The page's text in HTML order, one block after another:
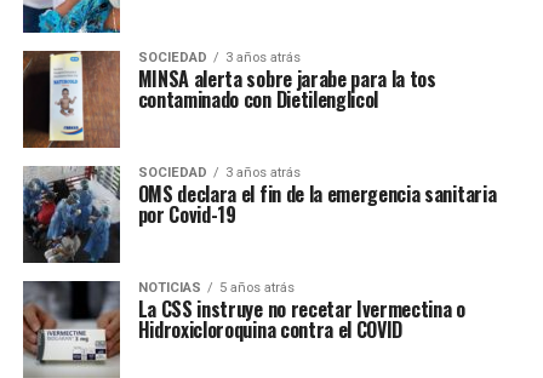
SOCIEDAD 3 años atrás
MINSA alerta sobre jarabe para la tos
contaminado con Dietilenglicol
SOCIEDAD 3 años atrás
OMS declara el fin de la emergencia sanitaria
por Covid-19
NOTICIAS 5 años atrás
La CSS instruye no recetar Ivermectina o
Hidroxicloroquina contra el COVID